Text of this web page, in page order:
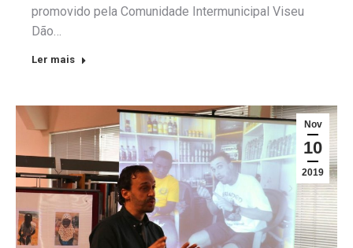
promovido pela Comunidade Intermunicipal Viseu
Dão…
Ler mais
Nov
10
2019